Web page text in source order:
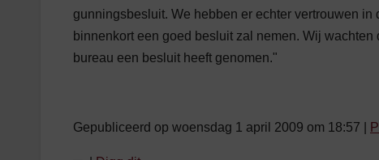
gunningsbesluit. We hebben er echter vertrouwen
binnenkort een goed besluit zal nemen. Wij
bureau een besluit heeft genomen."
Gepubliceerd op woensdag 1 april 2009 om 18:57